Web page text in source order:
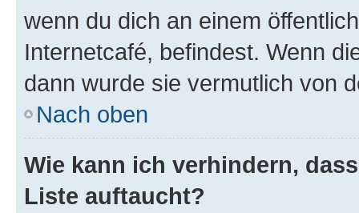
wenn du dich an einem
Internetcafé, befindest. Wenn
dann wurde sie vermutlich von
Nach oben
Wie kann ich verhindern,
Liste auftaucht?